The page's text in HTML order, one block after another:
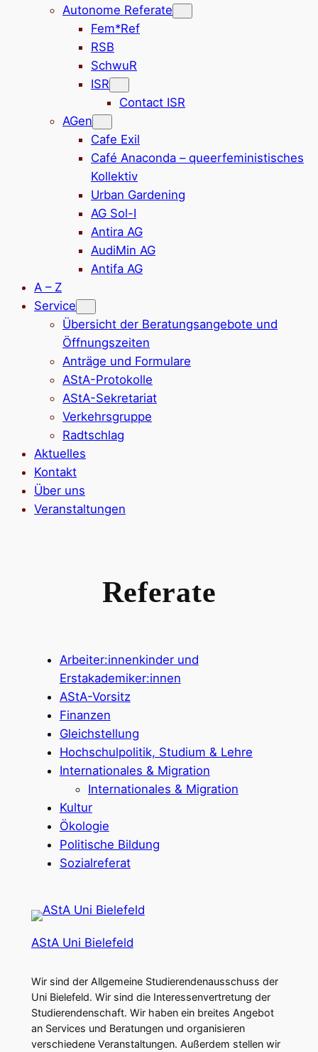
Autonome Referate
Fem*Ref
RSB
SchwuR
ISR
Contact ISR
AGen
Cafe Exil
Café Anaconda – queerfeministisches
Kollektiv
Urban Gardening
AG Sol-I
Antira AG
AudiMin AG
Antifa AG
A – Z
Service
Übersicht der Beratungsangebote und
Öffnungszeiten
Anträge und Formulare
AStA-Protokolle
AStA-Sekretariat
Verkehrsgruppe
Radtschlag
Aktuelles
Kontakt
Über uns
Veranstaltungen
Referate
Arbeiter:innenkinder und
Erstakademiker:innen
AStA-Vorsitz
Finanzen
Gleichstellung
Hochschulpolitik, Studium & Lehre
Internationales & Migration
Internationales & Migration
Kultur
Ökologie
Politische Bildung
Sozialreferat
AStA Uni Bielefeld
Wir sind der Allgemeine Studierendenausschuss der
Uni Bielefeld. Wir sind die Interessenvertretung der
Studierendenschaft. Wir haben ein breites Angebot
an Services und Beratungen und organisieren
verschiedene Veranstaltungen. Außerdem stellen wir